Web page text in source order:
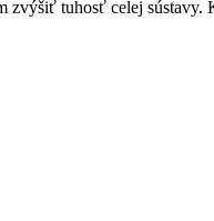
tuhosť celej sústavy.